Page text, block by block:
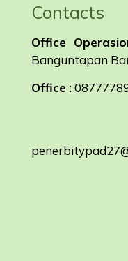
Contacts
Office
Banguntapan
Office: